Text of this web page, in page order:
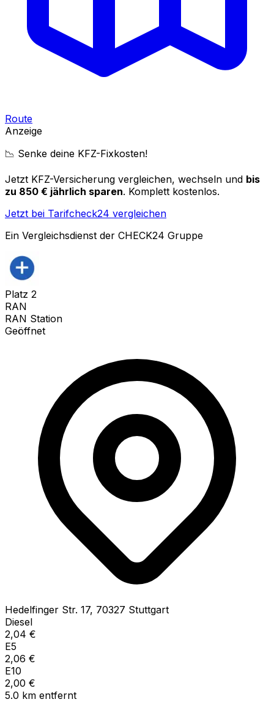
Route
Anzeige
📉 Senke deine KFZ-Fixkosten!
Jetzt KFZ-Versicherung vergleichen, wechseln und bis
zu 850 € jährlich sparen. Komplett kostenlos.
Jetzt bei Tarifcheck24 vergleichen
Ein Vergleichsdienst der CHECK24 Gruppe
Platz 2
RAN
RAN Station
Geöffnet
Hedelfinger Str. 17, 70327 Stuttgart
Diesel
2,04 €
E5
2,06 €
E10
2,00 €
5.0 km entfernt